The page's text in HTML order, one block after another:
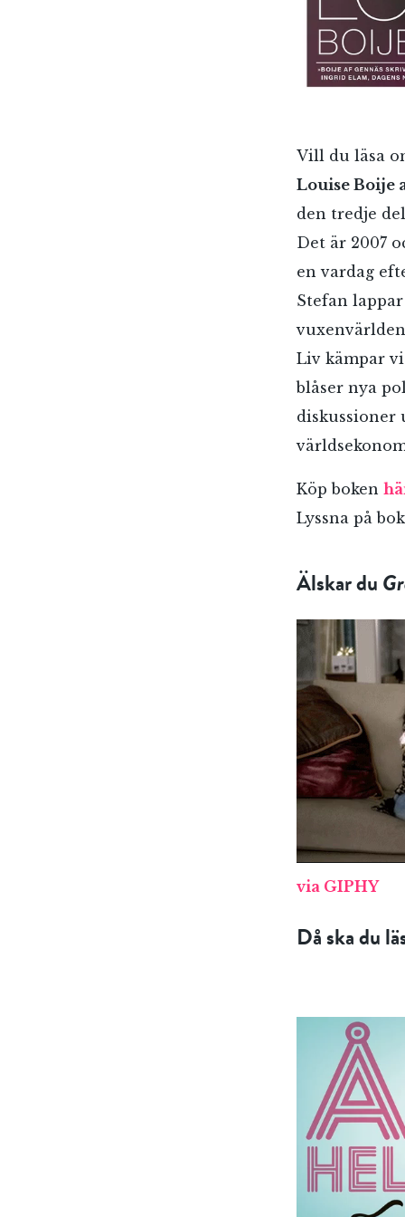
Vill du läsa
Louise Boije
den tredje
Det är 2007
en vardag
Stefan
Liv kämpar
blåser nya
diskussioner
Köp boken
Lyssna på
Älskar du
via GIPHY
Då ska du